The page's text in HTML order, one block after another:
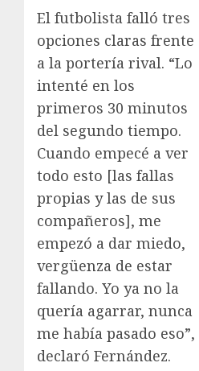
El futbolista falló tres
opciones claras frente
a la portería rival. “Lo
intenté en los
primeros 30 minutos
del segundo tiempo.
Cuando empecé a ver
todo esto [las fallas
propias y las de sus
compañeros], me
empezó a dar miedo,
vergüenza de estar
fallando. Yo ya no la
quería agarrar, nunca
me había pasado eso”,
declaró Fernández.